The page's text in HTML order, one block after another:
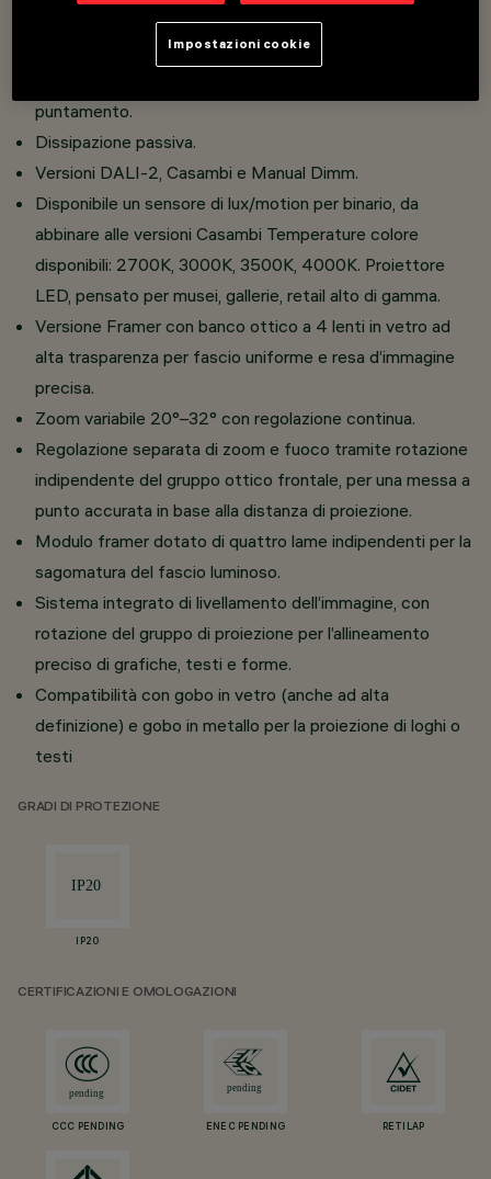
Elevato comfort visivo.
Inclinazione di 90° sul piano orizzontale e rotazione di
puntamento.
Dissipazione passiva.
Versioni DALI-2, Casambi e Manual Dimm.
Disponibile un sensore di lux/motion per binario, da
abbinare alle versioni Casambi Temperature colore
disponibili: 2700K, 3000K, 3500K, 4000K. Proiettore
LED, pensato per musei, gallerie, retail alto di gamma.
Versione Framer con banco ottico a 4 lenti in vetro ad
alta trasparenza per fascio uniforme e resa d’immagine
precisa.
Zoom variabile 20°–32° con regolazione continua.
Regolazione separata di zoom e fuoco tramite rotazione
indipendente del gruppo ottico frontale, per una messa a
punto accurata in base alla distanza di proiezione.
Modulo framer dotato di quattro lame indipendenti per la
sagomatura del fascio luminoso.
Sistema integrato di livellamento dell’immagine, con
rotazione del gruppo di proiezione per l’allineamento
preciso di grafiche, testi e forme.
Compatibilità con gobo in vetro (anche ad alta
definizione) e gobo in metallo per la proiezione di loghi o
testi
GRADI DI PROTEZIONE
IP20
CERTIFICAZIONI E OMOLOGAZIONI
CCC PENDING ENEC PENDING RETILAP
Impostazioni cookie